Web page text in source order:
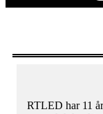
RTLED har 11